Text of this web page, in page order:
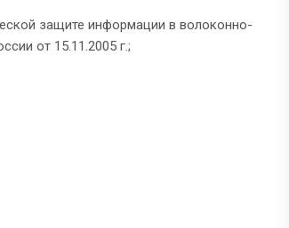
защите информации в волоконно-
от 15.11.2005 г.;